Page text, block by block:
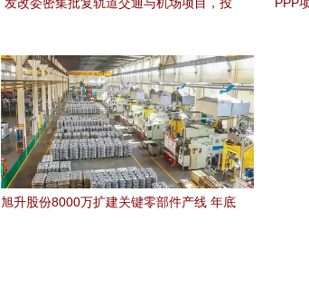
旭升股份8000万扩建关键零部件产线 年底